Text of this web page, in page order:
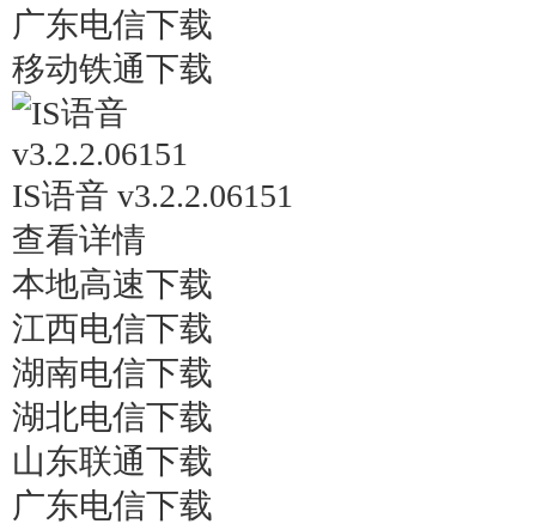
广东电信下载
移动铁通下载
IS语音 v3.2.2.06151
查看详情
本地高速下载
江西电信下载
湖南电信下载
湖北电信下载
山东联通下载
广东电信下载